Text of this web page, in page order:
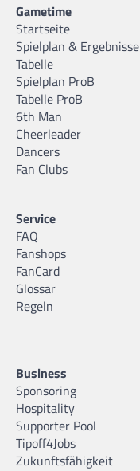
Gametime
Startseite
Spielplan & Ergebnisse
Tabelle
Spielplan ProB
Tabelle ProB
6th Man
Cheerleader
Dancers
Fan Clubs
Service
FAQ
Fanshops
FanCard
Glossar
Regeln
Business
Sponsoring
Hospitality
Supporter Pool
Tipoff4Jobs
Zukunftsfähigkeit